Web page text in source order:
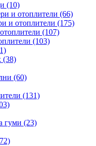
(10)
и отоплители (66)
и отоплители (175)
(107)
(103)
(38)
(60)
(131)
гуми (23)